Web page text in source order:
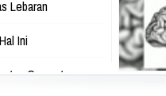
Lebaran
Ini
Gorengan